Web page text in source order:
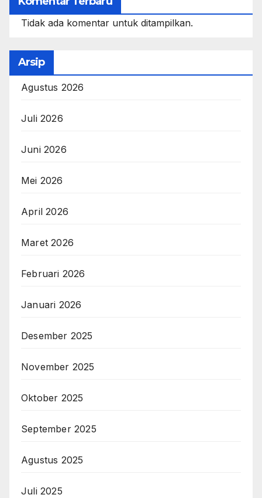
Tidak ada komentar untuk ditampilkan.
Arsip
Agustus 2026
Juli 2026
Juni 2026
Mei 2026
April 2026
Maret 2026
Februari 2026
Januari 2026
Desember 2025
November 2025
Oktober 2025
September 2025
Agustus 2025
Juli 2025